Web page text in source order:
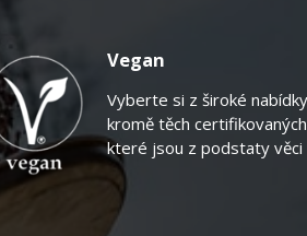
Vegan
Vyberte si z široké
kromě těch
které jsou z podstaty věci